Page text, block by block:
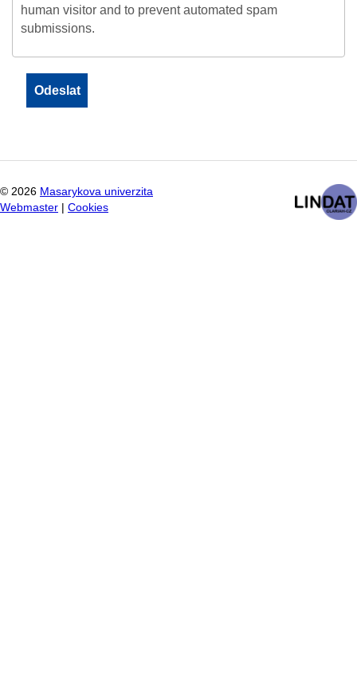
human visitor and to prevent automated spam
submissions.
© 2026 Masarykova univerzita
Webmaster
Cookies